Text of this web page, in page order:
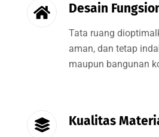
Desain
Tata ruang
aman, dan tetap
maupun bangunan
Kualitas